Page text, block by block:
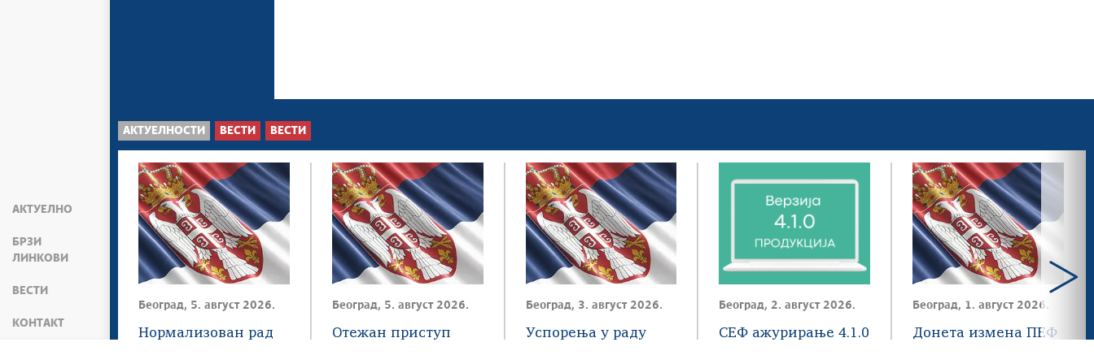
АКТУЕЛНО
БРЗИ
ЛИНКОВИ
ВЕСТИ
КОНТАКТ
АКТУЕЛНОСТИ ВЕСТИ ВЕСТИ
Београд, 5. август 2026.
Нормализован рад
Београд, 5. август 2026.
Отежан приступ
Београд, 3. август 2026.
Успорења у раду
Београд, 2. август 2026.
СЕФ ажурирање 4.1.0
Београд, 1. август 2026.
Донета измена ПЕФ